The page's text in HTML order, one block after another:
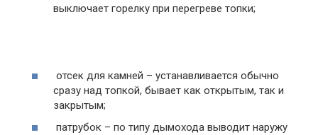
выключает горелку при перегреве топки;
отсек для камней – устанавливается обычно
сразу над топкой, бывает как открытым, так и
закрытым;
патрубок – по типу дымохода выводит наружу